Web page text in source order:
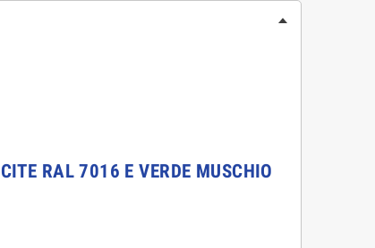
RAL 7016 E VERDE MUSCHIO